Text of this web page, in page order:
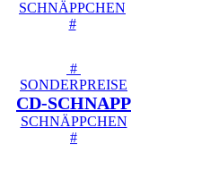
SCHNÄPPCHEN
#
#
SONDERPREISE
CD-SCHNAPP
SCHNÄPPCHEN
#